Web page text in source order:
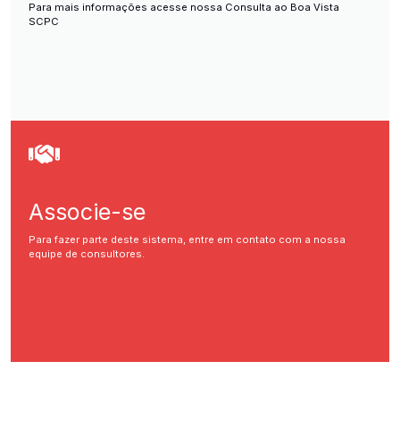
Para mais informações acesse nossa Consulta ao Boa Vista
SCPC
Associe-se
Para fazer parte deste sistema, entre em contato com a nossa
equipe de consultores.